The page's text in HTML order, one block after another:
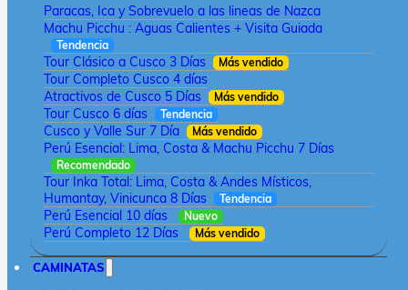
Paracas, Ica y Sobrevuelo a las lineas de Nazca
Machu Picchu : Aguas Calientes + Visita Guiada
Tendencia
Tour Clásico a Cusco 3 Días Más vendido
Tour Completo Cusco 4 días
Atractivos de Cusco 5 Días
Más vendido
Tour Cusco 6 días Tendencia
Cusco y Valle Sur 7 Día Más vendido
Perú Esencial: Lima, Costa & Machu Picchu 7 Días
Recomendado
Tour Inka Total: Lima, Costa & Andes Místicos,
Humantay, Vinicunca 8 Días
Tendencia
Perú Esencial 10 días Nuevo
Perú Completo 12 Días Más vendido
CAMINATAS